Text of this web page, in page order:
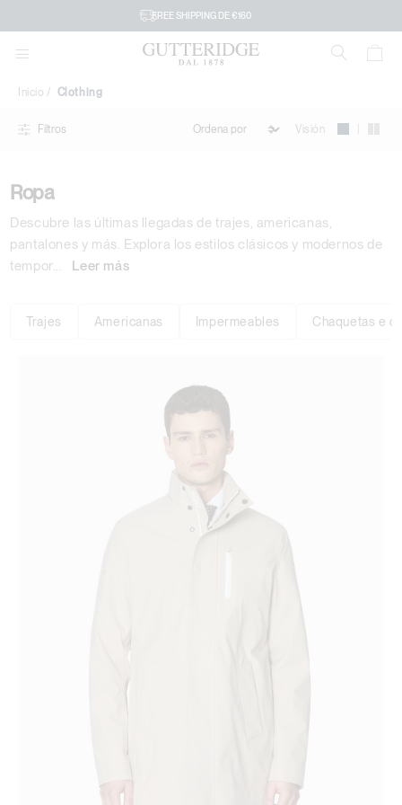
FREE SHIPPING DE €160
Inicio Clothing
Filtros Visión
Ropa
Descubre las últimas llegadas de trajes, americanas,
pantalones y más. Explora los estilos clásicos y modernos de
tempor... Leer más
Trajes Americanas Impermeables Chaquetas e